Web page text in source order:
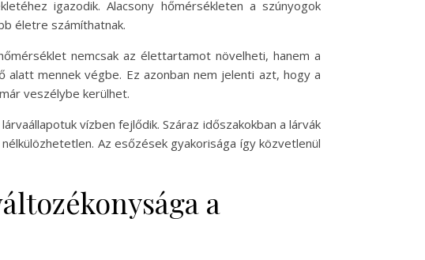
igazodik. Alacsony hőmérsékleten a szúnyogok
életre számíthatnak.
nemcsak az élettartamot növelheti, hanem a
mennek végbe. Ez azonban nem jelenti azt, hogy a
veszélybe kerülhet.
vízben fejlődik. Száraz időszakokban a lárvák
Az esőzések gyakorisága így közvetlenül
a